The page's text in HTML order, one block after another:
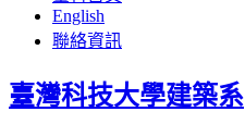
English
聯絡資訊
臺灣科技大學建築系